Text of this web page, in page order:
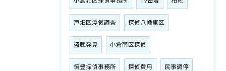
戸畑区浮気調査 探偵八幡東区
盗聴発見 小倉南区探偵
筑豊探偵事務所 探偵費用 民事調停